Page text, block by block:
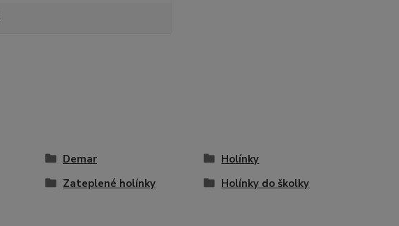
Demar
Holínky
Zateplené holínky Holínky do školky